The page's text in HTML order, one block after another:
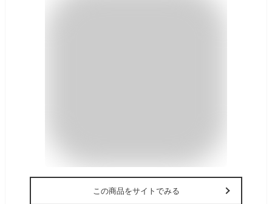
この商品をサイトでみる